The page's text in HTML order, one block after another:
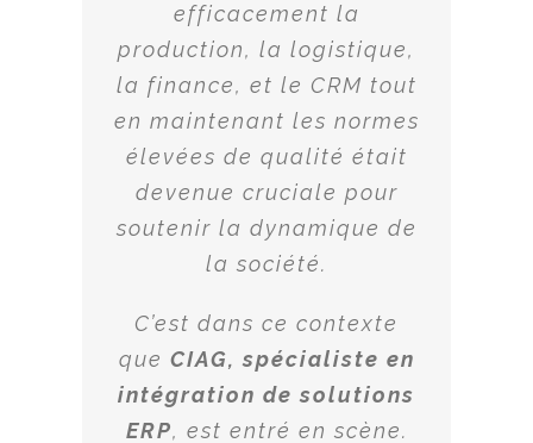
efficacement la
production, la logistique,
la finance, et le CRM tout
en maintenant les normes
élevées de qualité était
devenue cruciale pour
soutenir la dynamique de
la société.
C’est dans ce contexte
que CIAG, spécialiste en
intégration de solutions
ERP, est entré en scène.